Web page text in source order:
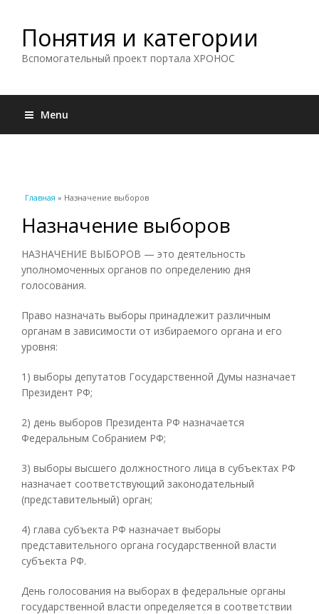
Понятия и категории
Вспомогательный проект портала ХРОНОС
Menu
Вы здесь
Главная » Назначение выборов
Назначение выборов
НАЗНАЧЕНИЕ ВЫБОРОВ — это деятельность
уполномоченных органов по определению дня
голосования.
Право назначать выборы принадлежит различным
органам в зависимости от избираемого органа и его
уровня:
1) выборы депутатов Государственной Думы назначает
Президент РФ;
2) день выборов Президента РФ назначается
Федеральным Собранием РФ;
3) выборы высшего должностного лица в субъектах РФ
назначает соответствующий законодательный
(представительный) орган;
4) глава субъекта РФ назначает выборы
представительного органа государственной власти
субъекта РФ.
День голосования на выборах в федеральные органы
государственной власти определяется в соответствии